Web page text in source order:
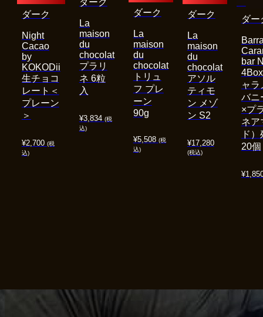
¥2,700 (税
込)
Night
Cacao
by
KOKODii
生チョコ
レート＜
プレーン
＞
ダーク
¥3,834 (税
込)
La
maison
du
chocolat
プラリ
ネ 6粒
入
¥5,508 (税
込)
La
maison
du
chocolat
トリュ
フ プレ
ーン
90g
ダーク
¥17,280
(税込)
La
maison
du
chocolat
アソル
ティモ
ン メゾ
ン S2
ダーク
¥
bar
ャラ
バニ
×プ
ネア
ド
20個
ダー